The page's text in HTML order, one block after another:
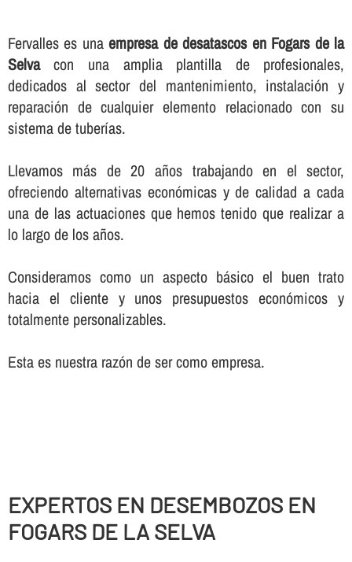
Fervalles es unaempresa de desatascos en Fogars de la
Selvacon una amplia plantilla de profesionales,
dedicados al sector del mantenimiento, instalación y
reparación de cualquier elemento relacionado con su
sistema de tuberí­as.
Llevamos más de 20 años trabajando en el sector,
ofreciendo alternativas económicas y de calidad a cada
una de las actuaciones que hemos tenido que realizar a
lo largo de los años.
Consideramos como un aspecto básico el buen trato
hacia el cliente y unos presupuestos económicos y
totalmente personalizables.
Esta es nuestra razón de ser como empresa.
EXPERTOS EN DESEMBOZOS EN
FOGARS DE LA SELVA